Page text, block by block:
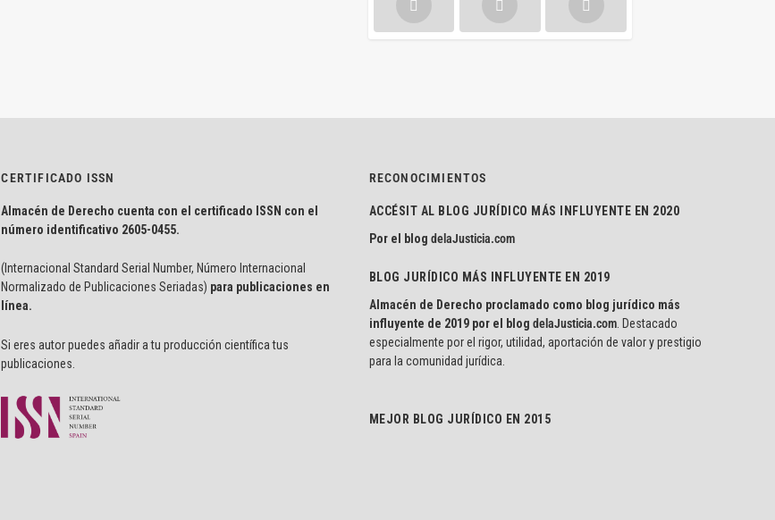
CERTIFICADO ISSN
Almacén de Derecho cuenta con el certificado ISSN con el
número identificativo 2605-0455.
(Internacional Standard Serial Number, Número Internacional
Normalizado de Publicaciones Seriadas) para publicaciones en
línea.
Si eres autor puedes añadir a tu producción científica tus
publicaciones.
RECONOCIMIENTOS
ACCÉSIT AL BLOG JURÍDICO MÁS INFLUYENTE EN 2020
Por el blog delaJusticia.com
BLOG JURÍDICO MÁS INFLUYENTE EN 2019
Almacén de Derecho proclamado como blog jurídico más
influyente de 2019 por el blog delaJusticia.com. Destacado
especialmente por el rigor, utilidad, aportación de valor y prestigio
para la comunidad jurídica.
MEJOR BLOG JURÍDICO EN 2015